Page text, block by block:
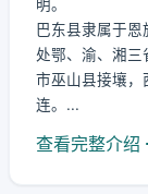
明。
巴东县隶属于
处鄂、渝、湘
市巫山县接壤，
连。...
查看完整介绍